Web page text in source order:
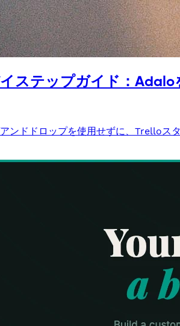
ステップガイド：Adalo
ンドドロップを使用せずに、Trelloス